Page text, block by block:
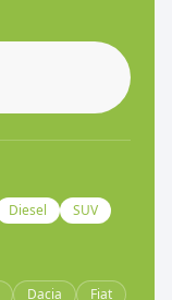
Diesel SUV
Dacia Fiat